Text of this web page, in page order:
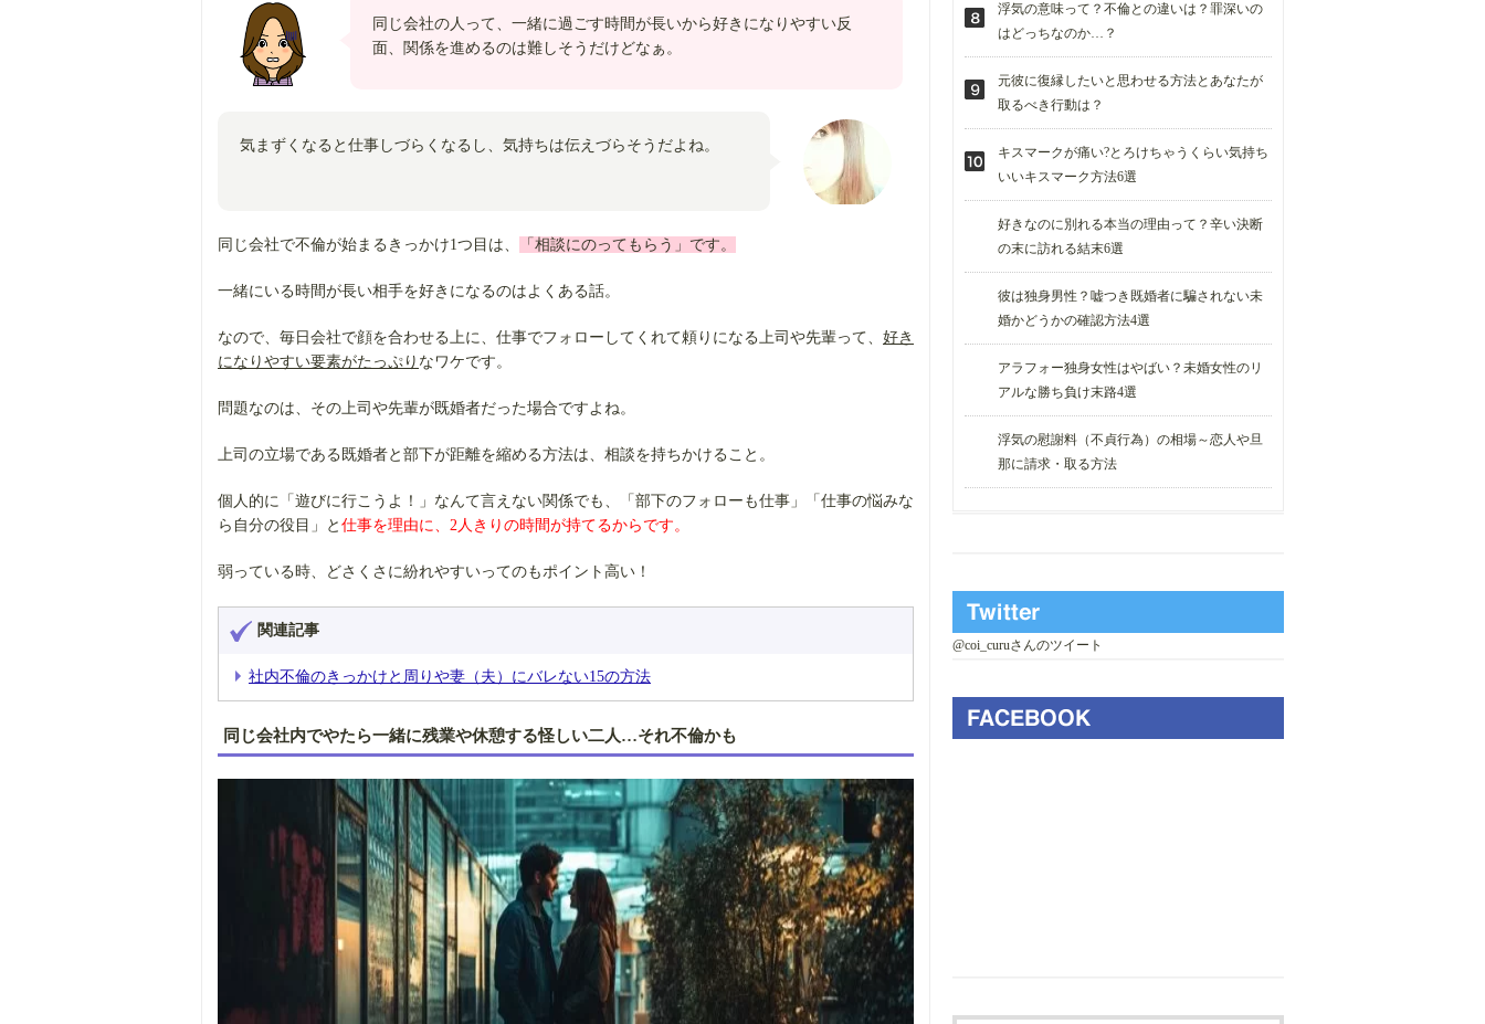
同じ会社の人って、一緒に過ごす時間が長いから好きになりやすい反
面、関係を進めるのは難しそうだけどなぁ。
気まずくなると仕事しづらくなるし、気持ちは伝えづらそうだよね。
同じ会社で不倫が始まるきっかけ1つ目は、 「相談にのってもらう」です。
一緒にいる時間が長い相手を好きになるのはよくある話。
なので、毎日会社で顔を合わせる上に、仕事でフォローしてくれて頼りになる上司や先輩って、 好き
になりやすい要素がたっぷり なワケです。
問題なのは、その上司や先輩が既婚者だった場合ですよね。
上司の立場である既婚者と部下が距離を縮める方法は、相談を持ちかけること。
個人的に「遊びに行こうよ！」なんて言えない関係でも、「部下のフォローも仕事」「仕事の悩みな
ら自分の役目」と 仕事を理由に、2人きりの時間が持てるからです。
弱っている時、どさくさに紛れやすいってのもポイント高い！
関連記事
社内不倫のきっかけと周りや妻（夫）にバレない15の方法
同じ会社内でやたら一緒に残業や休憩する怪しい二人…それ不倫かも
浮気の意味って？不倫との違いは？罪深いの
はどっちなのか…？
元彼に復縁したいと思わせる方法とあなたが
取るべき行動は？
キスマークが痛い?とろけちゃうくらい気持ち
いいキスマーク方法6選
好きなのに別れる本当の理由って？辛い決断
の末に訪れる結末6選
彼は独身男性？嘘つき既婚者に騙されない未
婚かどうかの確認方法4選
アラフォー独身女性はやばい？未婚女性のリ
アルな勝ち負け末路4選
浮気の慰謝料（不貞行為）の相場～恋人や旦
那に請求・取る方法
@coi_curuさんのツイート